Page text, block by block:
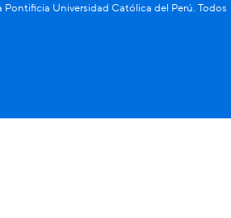
Universidad Católica del Perú. Todos